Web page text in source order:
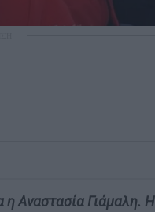
η Αναστασία Γιάμαλη. Η